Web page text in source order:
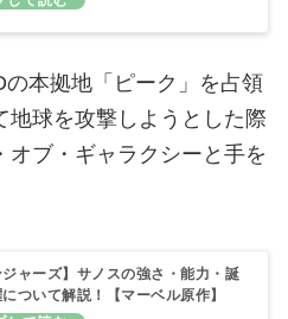
の本拠地「ピーク」を占領
地球を攻撃しようとした際
オブ・ギャラクシーと手を
ジャーズ】サノスの強さ・能力・誕
ついて解説！【マーベル原作】